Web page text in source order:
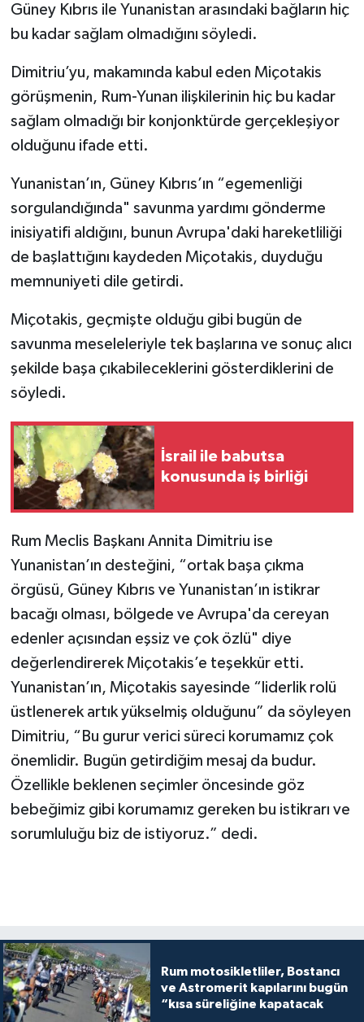
Güney Kıbrıs ile Yunanistan arasındaki bağların hiç
bu kadar sağlam olmadığını söyledi.
Dimitriu’yu, makamında kabul eden Miçotakis
görüşmenin, Rum-Yunan ilişkilerinin hiç bu kadar
sağlam olmadığı bir konjonktürde gerçekleşiyor
olduğunu ifade etti.
Yunanistan’ın, Güney Kıbrıs’ın “egemenliği
sorgulandığında" savunma yardımı gönderme
inisiyatifi aldığını, bunun Avrupa'daki hareketliliği
de başlattığını kaydeden Miçotakis, duyduğu
memnuniyeti dile getirdi.
Miçotakis, geçmişte olduğu gibi bugün de
savunma meseleleriyle tek başlarına ve sonuç alıcı
şekilde başa çıkabileceklerini gösterdiklerini de
söyledi.
İsrail ile babutsa
konusunda iş birliği
Rum Meclis Başkanı Annita Dimitriu ise
Yunanistan’ın desteğini, “ortak başa çıkma
örgüsü, Güney Kıbrıs ve Yunanistan’ın istikrar
bacağı olması, bölgede ve Avrupa'da cereyan
edenler açısından eşsiz ve çok özlü" diye
değerlendirerek Miçotakis’e teşekkür etti.
Yunanistan’ın, Miçotakis sayesinde “liderlik rolü
üstlenerek artık yükselmiş olduğunu” da söyleyen
Dimitriu, “Bu gurur verici süreci korumamız çok
önemlidir. Bugün getirdiğim mesaj da budur.
Özellikle beklenen seçimler öncesinde göz
bebeğimiz gibi korumamız gereken bu istikrarı ve
sorumluluğu biz de istiyoruz.” dedi.
Rum motosikletliler, Bostancı
ve Astromerit kapılarını bugün
“kısa süreliğine kapatacak